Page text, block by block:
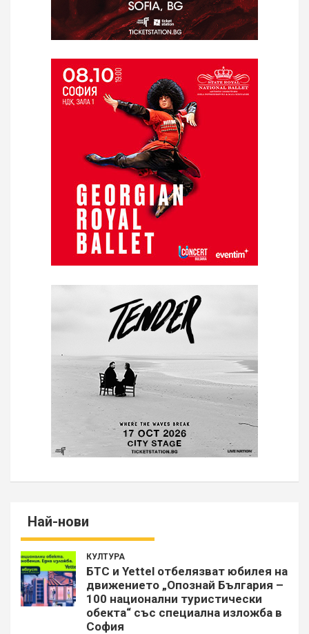
Най-нови
КУЛТУРА
БТС и Yettel отбелязват юбилея на
движението „Опознай България –
100 национални туристически
обекта“ със специална изложба в
София